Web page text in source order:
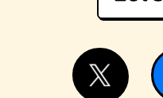
欧風カレー